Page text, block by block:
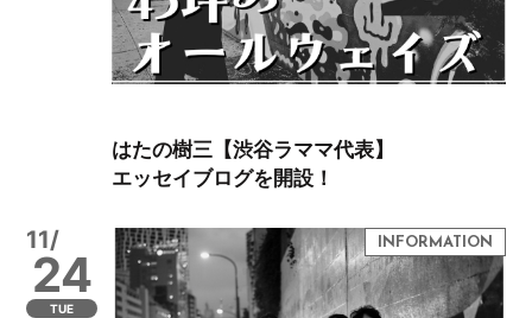
はたの樹三【渋谷ラママ代表】
エッセイブログを開設！
11/
24
TUE